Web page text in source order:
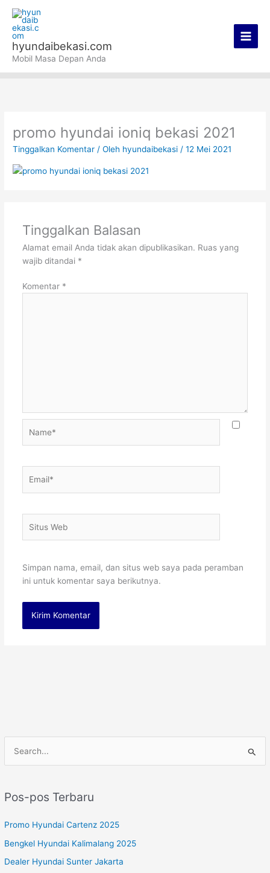
konten
hyundaibekasi.com
Mobil Masa Depan Anda
i
u
Pos-pos Terbaru
Promo Hyundai Cartenz 2025
Bengkel Hyundai Kalimalang 2025
Dealer Hyundai Sunter Jakarta
promo hyundai ioniq bekasi 2021
Tinggalkan Komentar / Oleh hyundaibekasi/12 Mei 2021
Tinggalkan Balasan
Alamat email Anda tidak akan dipublikasikan. Ruas yang
wajib ditandai *
Komentar *
Web
Simpan nama, email, dan situs web saya pada peramban
ini untuk komentar saya berikutnya.